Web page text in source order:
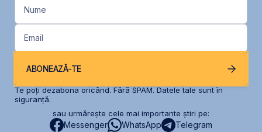
Nume
Email
ABONEAZĂ-TE
Te poți dezabona oricând. Fără SPAM. Datele tale sunt în
siguranță.
sau urmărește cele mai importante știri pe:
Messenger WhatsApp Telegram